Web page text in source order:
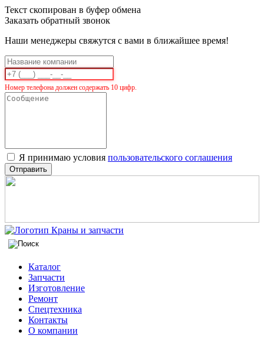
Текст скопирован в буфер обмена
Заказать обратный звонок
Наши менеджеры свяжутся с вами в ближайшее время!
Номер телефона должен содержать 10 цифр.
Я принимаю условия пользовательского соглашения
Отправить
Каталог
Запчасти
Изготовление
Ремонт
Спецтехника
Контакты
О компании